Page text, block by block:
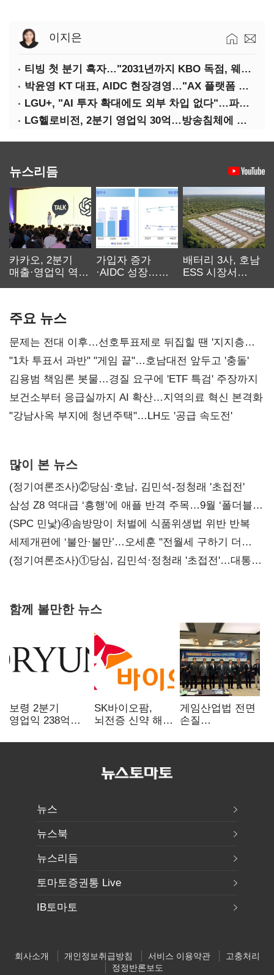
이지은
티빙 첫 분기 흑자…"2031년까지 KBO 독점, 웨이브 합병도 속도"
박윤영 KT 대표, AIDC 현장경영…"AX 플랫폼 핵심 인프라로 키운다"
LGU+, "AI 투자 확대에도 외부 차입 없다"…파주 AIDC 수익성 자신
LG헬로비전, 2분기 영업익 30억…방송침체에 교육용 단말 시장도 축소
뉴스리듬
카카오, 2분기
매출·영업익 역대
가입자 증가
·AIDC 성장…
배터리 3사, 호남
ESS 시장서
주요 뉴스
문제는 전대 이후…선호투표제로 뒤집힐 땐 '지지층
불복'
"1차 투표서 과반" "게임 끝"…호남대전 앞두고 '충돌'
김용범 책임론 봇물…경질 요구에 'ETF 특검' 주장까지
보건소부터 응급실까지 AI 확산…지역의료 혁신 본격화
"강남사옥 부지에 청년주택"…LH도 '공급 속도전'
많이 본 뉴스
(정기여론조사)②당심·호남, 김민석-정청래 '초접전'
삼성 Z8 역대급 ‘흥행’에 애플 반격 주목…9월 ‘폴더블
대전’
(SPC 민낯)④솜방망이 처벌에 식품위생법 위반 반복
세제개편에 ‘불안·불만’…오세훈 "전월세 구하기 더
힘들어질 것"
(정기여론조사)①당심, 김민석·정청래 '초접전'…대통령
함께 볼만한 뉴스
보령 2분기
영업익 238억…
SK바이오팜,
뇌전증 신약 해외
차세대 신약 개발
게임산업법 전면
손질
규제 걷고
뉴스
뉴스북
뉴스리듬
토마토증권통 Live
IB토마토
회사소개 개인정보취급방침 서비스 이용약관
고충처리
정정반론보도